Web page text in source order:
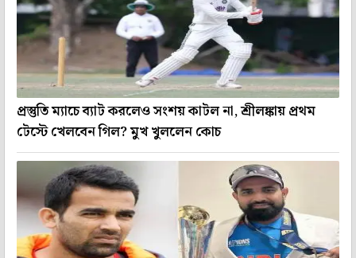
প্রস্তুতি ম্যাচে ব্যাট করলেও সংশয় কাটল না, শ্রীলঙ্কায় প্রথম
টেস্টে খেলবেন গিল? মুখ খুললেন কোচ